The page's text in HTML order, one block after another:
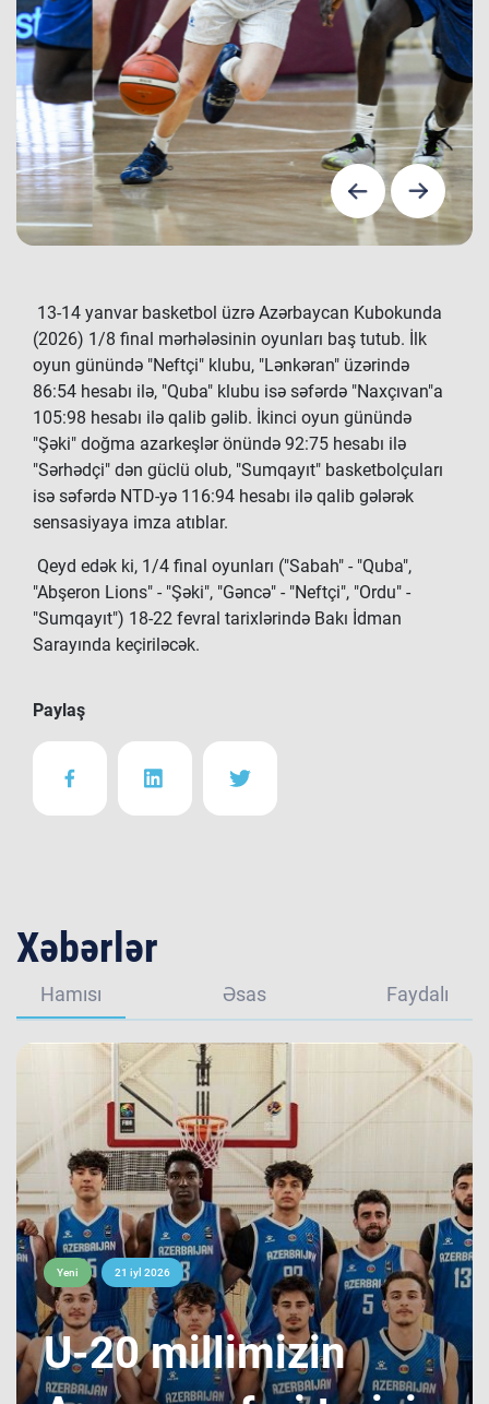
13-14 yanvar basketbol üzrə Azərbaycan Kubokunda
(2026) 1/8 final mərhələsinin oyunları baş tutub. İlk
oyun günündə "Neftçi" klubu, "Lənkəran" üzərində
86:54 hesabı ilə, "Quba" klubu isə səfərdə "Naxçıvan"a
105:98 hesabı ilə qalib gəlib. İkinci oyun günündə
"Şəki" doğma azarkeşlər önündə 92:75 hesabı ilə
"Sərhədçi" dən güclü olub, "Sumqayıt" basketbolçuları
isə səfərdə NTD-yə 116:94 hesabı ilə qalib gələrək
sensasiyaya imza atıblar.
Qeyd edək ki, 1/4 final oyunları ("Sabah" - "Quba",
"Abşeron Lions" - "Şəki", "Gəncə" - "Neftçi", "Ordu" -
"Sumqayıt") 18-22 fevral tarixlərində Bakı İdman
Sarayında keçiriləcək.
Paylaş
Xəbərlər
Hamısı Əsas Faydalı
Yeni 21 iyl 2026
​U-20 millimizin